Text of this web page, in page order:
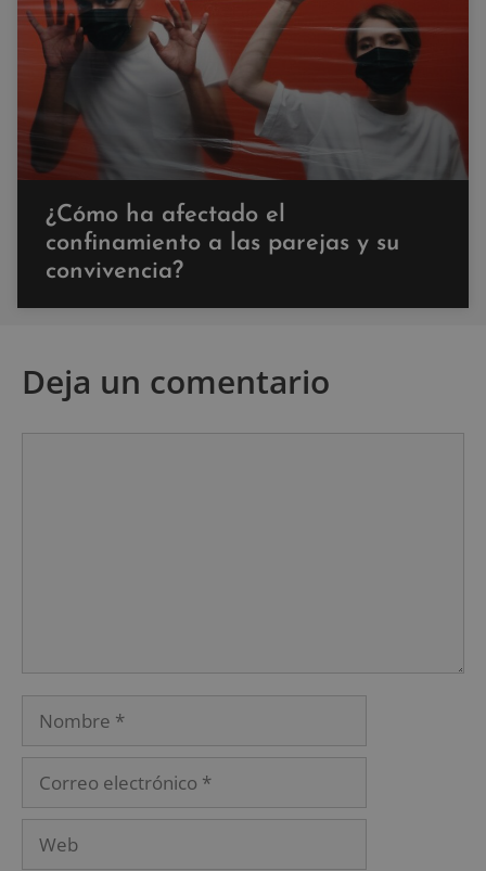
¿Cómo ha afectado el
confinamiento a las parejas y su
convivencia?
Deja un comentario